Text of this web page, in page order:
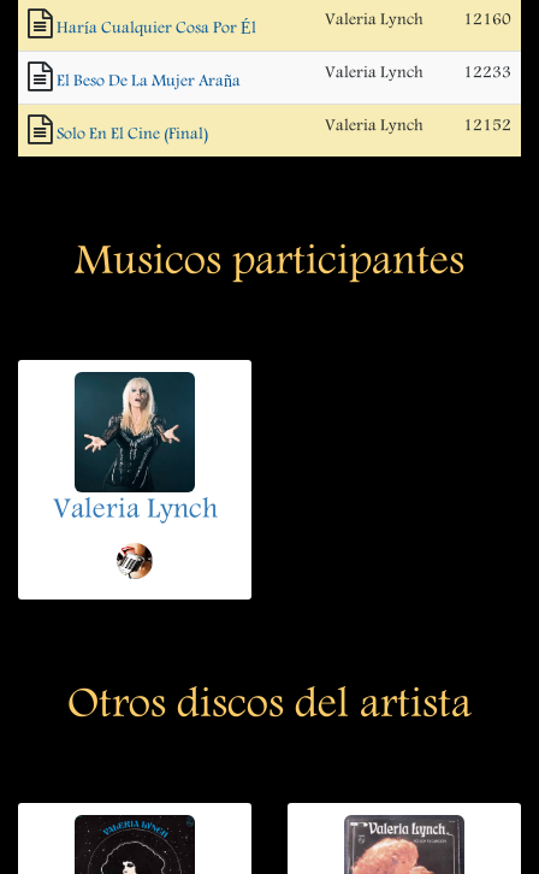
Haría Cualquier Cosa Por Él Valeria Lynch 12160
El Beso De La Mujer Araña Valeria Lynch 12233
Solo En El Cine (Final) Valeria Lynch 12152
Musicos participantes
Valeria Lynch
Otros discos del artista